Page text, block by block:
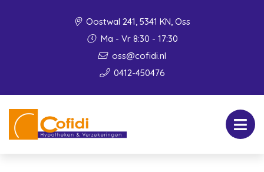
Oostwal 241, 5341 KN, Oss
Ma - Vr 8:30 - 17:30
oss@cofidi.nl
0412-450476